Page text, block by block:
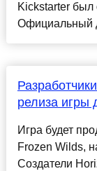
Kickstarter был
Официальный
релиза игры
Игра будет
Frozen Wilds,
Создатели